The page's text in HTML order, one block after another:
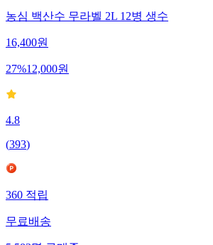
농심 백산수 무라벨 2L 12병 생수
16,400원
27%12,000원
4.8
(393)
360적립
무료배송